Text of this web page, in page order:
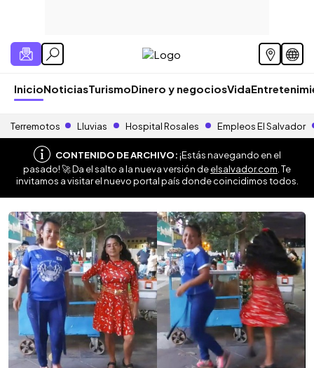
InicioNoticiasTurismoDinero y negociosVida
Terremotos Lluvias Hospital Rosales Empleos El Salvador
CONTENIDO DE ARCHIVO:¡Estás navegando en el
pasado! 🚀 Da el salto a la nueva versión deelsalvador.com . Te
invitamos a visitar el nuevo portal país donde coincidimos todos.